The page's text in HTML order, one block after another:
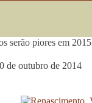
serão piores em 2015
de outubro de 2014